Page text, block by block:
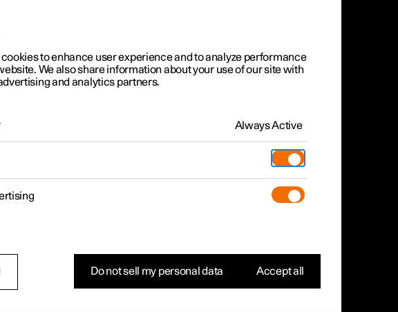
to enhance user experience and to analyze performance
We also share information about your use of our site with
and analytics partners.
Always Active
Do not sell my personal data Accept all